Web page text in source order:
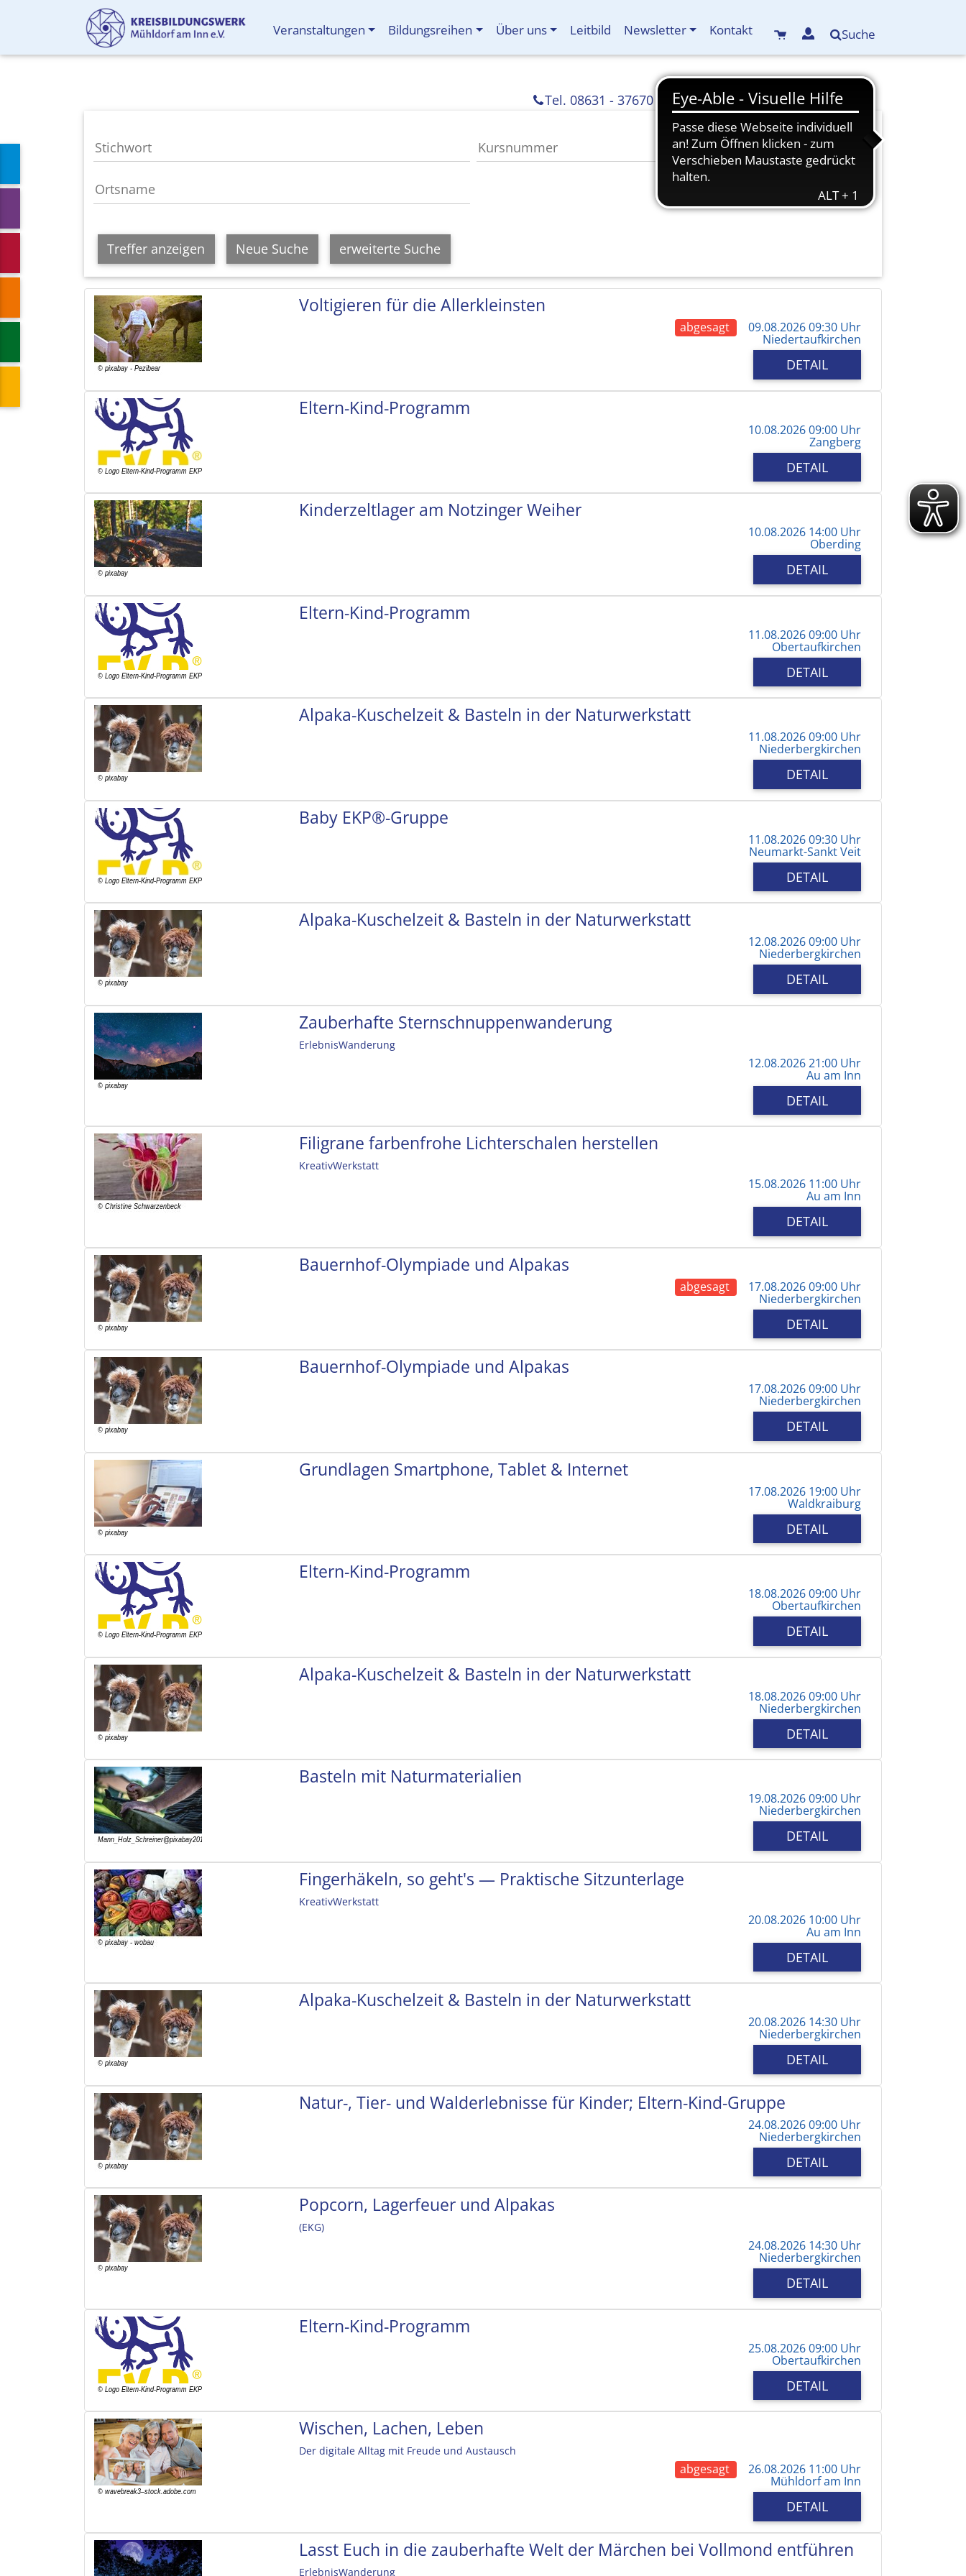
Veranstaltungen Bildungsreihen Über uns Leitbild Newsletter Kontakt Suche
info(at)kreisbildungswerk-mdf.de
Tel. 08631 - 37670
Treffer anzeigen Neue Suche erweiterte Suche
Voltigieren für die Allerkleinsten
abgesagt 09.08.2026 09:30 Uhr
Niedertaufkirchen
DETAIL
Eltern-Kind-Programm
10.08.2026 09:00 Uhr
Zangberg
DETAIL
Kinderzeltlager am Notzinger Weiher
10.08.2026 14:00 Uhr
Oberding
DETAIL
Eltern-Kind-Programm
11.08.2026 09:00 Uhr
Obertaufkirchen
DETAIL
Alpaka-Kuschelzeit & Basteln in der Naturwerkstatt
11.08.2026 09:00 Uhr
Niederbergkirchen
DETAIL
Baby EKP®-Gruppe
11.08.2026 09:30 Uhr
Neumarkt-Sankt Veit
DETAIL
Alpaka-Kuschelzeit & Basteln in der Naturwerkstatt
12.08.2026 09:00 Uhr
Niederbergkirchen
DETAIL
Zauberhafte Sternschnuppenwanderung
ErlebnisWanderung
12.08.2026 21:00 Uhr
Au am Inn
DETAIL
Filigrane farbenfrohe Lichterschalen herstellen
KreativWerkstatt
15.08.2026 11:00 Uhr
Au am Inn
DETAIL
Bauernhof-Olympiade und Alpakas
abgesagt 17.08.2026 09:00 Uhr
Niederbergkirchen
DETAIL
Bauernhof-Olympiade und Alpakas
17.08.2026 09:00 Uhr
Niederbergkirchen
DETAIL
Grundlagen Smartphone, Tablet & Internet
17.08.2026 19:00 Uhr
Waldkraiburg
DETAIL
Eltern-Kind-Programm
18.08.2026 09:00 Uhr
Obertaufkirchen
DETAIL
Alpaka-Kuschelzeit & Basteln in der Naturwerkstatt
18.08.2026 09:00 Uhr
Niederbergkirchen
DETAIL
Basteln mit Naturmaterialien
19.08.2026 09:00 Uhr
Niederbergkirchen
DETAIL
Fingerhäkeln, so geht's — Praktische Sitzunterlage
KreativWerkstatt
20.08.2026 10:00 Uhr
Au am Inn
DETAIL
Alpaka-Kuschelzeit & Basteln in der Naturwerkstatt
20.08.2026 14:30 Uhr
Niederbergkirchen
DETAIL
Natur-, Tier- und Walderlebnisse für Kinder; Eltern-Kind-Gruppe
24.08.2026 09:00 Uhr
Niederbergkirchen
DETAIL
Popcorn, Lagerfeuer und Alpakas
(EKG)
24.08.2026 14:30 Uhr
Niederbergkirchen
DETAIL
Eltern-Kind-Programm
25.08.2026 09:00 Uhr
Obertaufkirchen
DETAIL
Wischen, Lachen, Leben
Der digitale Alltag mit Freude und Austausch
abgesagt 26.08.2026 11:00 Uhr
Mühldorf am Inn
DETAIL
Lasst Euch in die zauberhafte Welt der Märchen bei Vollmond entführen
ErlebnisWanderung